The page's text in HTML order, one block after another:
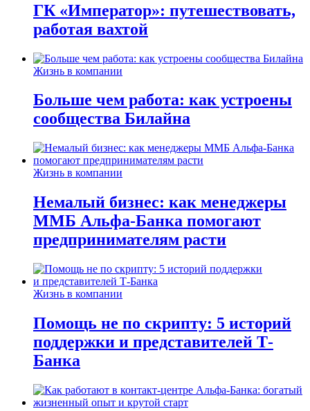
ГК «Император»: путешествовать,
работая вахтой
Жизнь в компании
Больше чем работа: как устроены
сообщества Билайна
Жизнь в компании
Немалый бизнес: как менеджеры
ММБ Альфа-Банка помогают
предпринимателям расти
Жизнь в компании
Помощь не по скрипту: 5 историй
поддержки и представителей Т-
Банка